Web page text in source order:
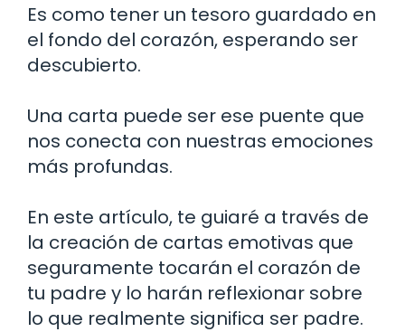
Es como tener un tesoro guardado en
el fondo del corazón, esperando ser
descubierto.
Una carta puede ser ese puente que
nos conecta con nuestras emociones
más profundas.
En este artículo, te guiaré a través de
la creación de cartas emotivas que
seguramente tocarán el corazón de
tu padre y lo harán reflexionar sobre
lo que realmente significa ser padre.